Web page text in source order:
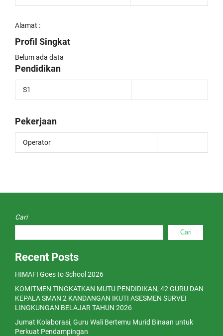
Alamat :
Profil Singkat
Belum ada data
Pendidikan
S1
Pekerjaan
Operator
Cari
Cari
Recent Posts
HIMAFI Goes to School 2026
KOMITMEN TINGKATKAN MUTU PENDIDIKAN, 42 GURU DAN
KEPALA SMAN 2 KANDANGAN IKUTI ASESMEN SURVEI
LINGKUNGAN BELAJAR TAHUN 2026
Jumat Kolaborasi, Guru Wali Bertemu Murid Binaan untuk
Perkuat Pendampingan